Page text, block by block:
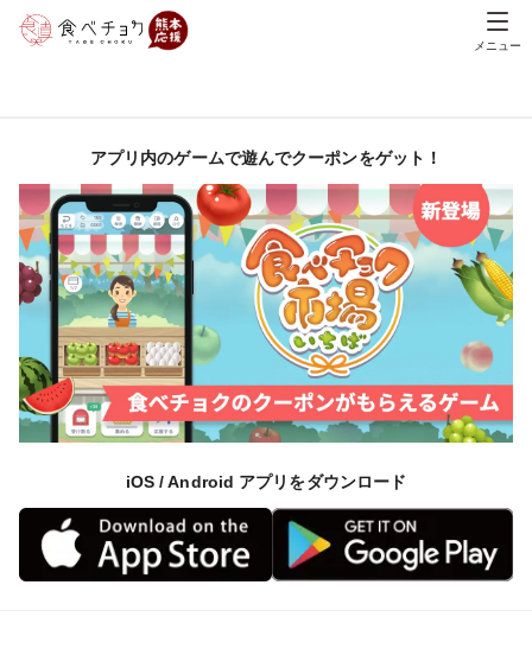
メニュー
アプリ内のゲームで遊んでクーポンをゲット！
iOS / Android アプリをダウンロード